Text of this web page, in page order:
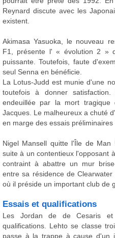
Reynard discute avec les
existent.
Akimasa Yasuoka, le nouveau
F1, présente l' « évolution 2 »
puissante. Toutefois, faute
seul Senna en bénéficie.
La Lotus-Judd est munie d'une
toutefois à donner
endeuillée par la mort tragique
Jacques. Le malheureux a chuté
en marge des essais préliminaires
Nigel Mansell quitte l'Île de
suite à un contentieux l'opposant
contraint à abattre un mur
entre sa résidence de
où il préside un important club de
Essais et qualifications
Les Jordan de de Cesaris
qualifications. Lehto se classe
passe à la trappe à cause d'un